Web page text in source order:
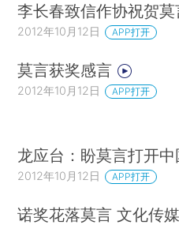
李长春致信作协祝贺
2012年10月12日 APP打开
莫言获奖感言
2012年10月12日 APP打开
龙应台：盼莫言打开
2012年10月12日 APP打开
诺奖花落莫言 文化传